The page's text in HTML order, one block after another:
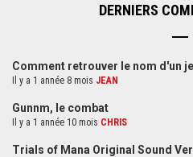
DERNIERS
Comment retrouver le nom d'un
Il y a 1 année 8 mois JEAN
Gunnm, le combat
Il y a 1 année 10 mois CHRIS
Trials of Mana Original Sound